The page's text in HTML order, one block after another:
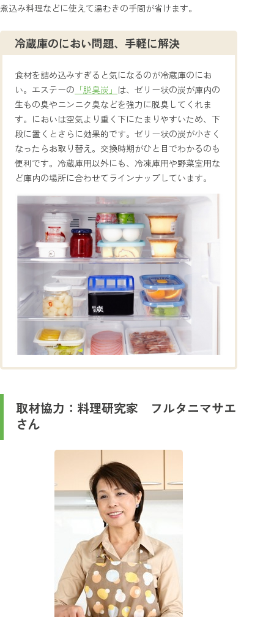
煮込み料理などに使えて湯むきの手間が省けます。
冷蔵庫のにおい問題、手軽に解決
食材を詰め込みすぎると気になるのが冷蔵庫のにお
い。エステーの 「脱臭炭」 は、ゼリー状の炭が庫内の
生もの臭やニンニク臭などを強力に脱臭してくれま
す。においは空気より重く下にたまりやすいため、下
段に置くとさらに効果的です。ゼリー状の炭が小さく
なったらお取り替え。交換時期がひと目でわかるのも
便利です。冷蔵庫用以外にも、冷凍庫用や野菜室用な
ど庫内の場所に合わせてラインナップしています。
取材協力：料理研究家 フルタニマサエ
さん